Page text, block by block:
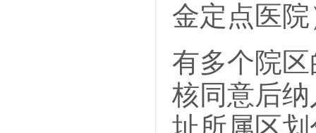
金定点医
有多个院
核同意后